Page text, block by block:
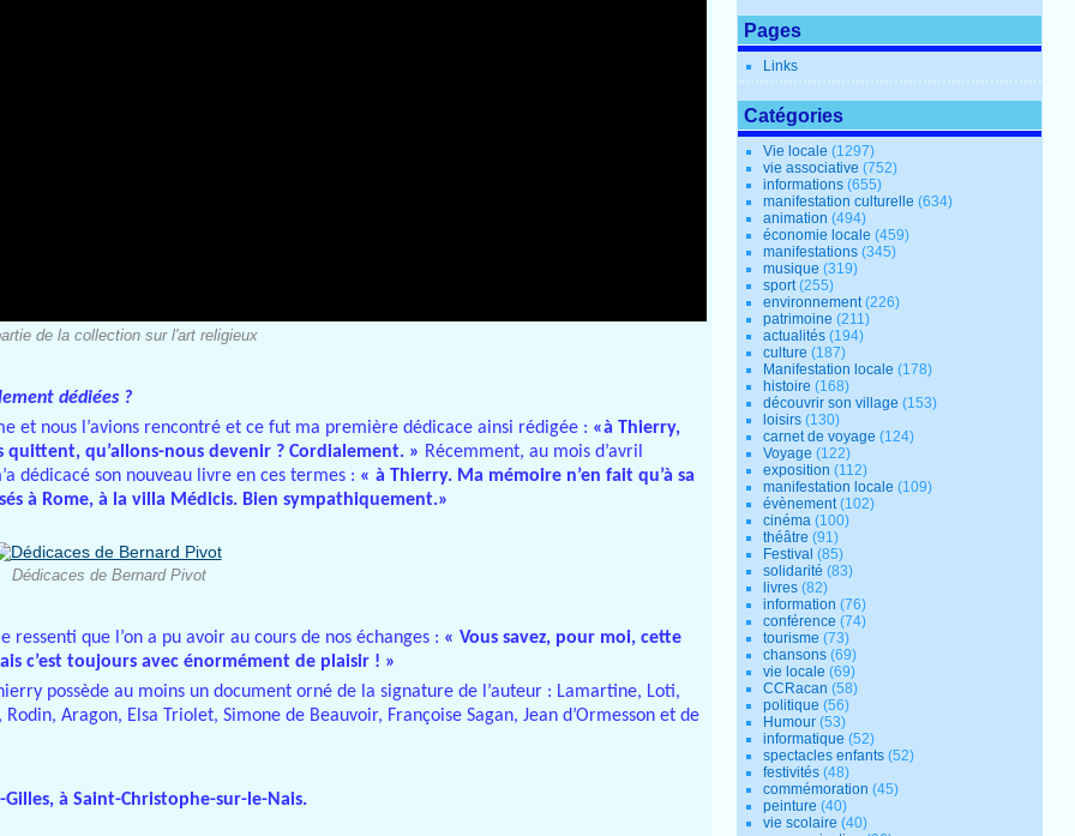
de la collection sur l'art religieux
dédiées ?
et nous l’avions rencontré et ce fut ma première dédicace ainsi rédigée : «à Thierry,
quittent, qu’allons-nous devenir ? Cordialement. » Récemment, au mois d’avril
dédicacé son nouveau livre en ces termes : « à Thierry. Ma mémoire n’en fait qu’à sa
à Rome, à la villa Médicis. Bien sympathiquement.»
Dédicaces de Bernard Pivot
que l’on a pu avoir au cours de nos échanges : « Vous savez, pour moi, cette
c’est toujours avec énormément de plaisir ! »
possède au moins un document orné de la signature de l’auteur : Lamartine, Loti,
Aragon, Elsa Triolet, Simone de Beauvoir, Françoise Sagan, Jean d’Ormesson et de
à Saint-Christophe-sur-le-Nais.
Pages
Links
Catégories
Vie locale (1297)
vie associative (752)
informations (655)
manifestation culturelle (634)
animation (494)
économie locale (459)
manifestations (345)
musique (319)
sport(255)
environnement(226)
patrimoine (211)
actualités (194)
culture (187)
Manifestation locale (178)
histoire (168)
découvrir son village (153)
loisirs (130)
carnet de voyage (124)
Voyage (122)
exposition (112)
manifestation locale (109)
évènement(102)
cinéma (100)
théâtre (91)
Festival (85)
solidarité (83)
livres (82)
information (76)
conférence (74)
tourisme (73)
chansons (69)
vie locale (69)
CCRacan (58)
politique (56)
Humour (53)
informatique (52)
spectacles enfants (52)
festivités (48)
commémoration (45)
peinture (40)
vie scolaire (40)